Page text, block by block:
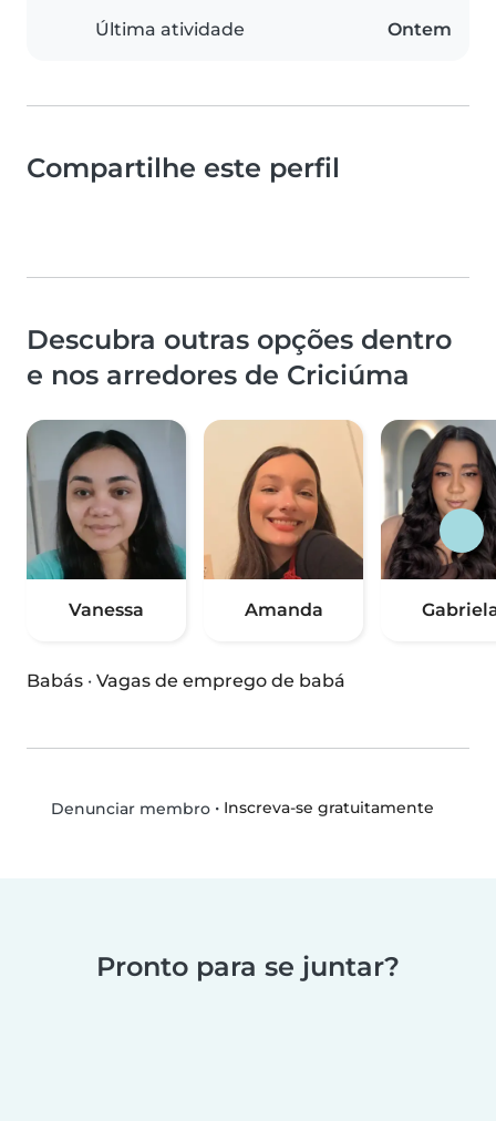
Última atividade Ontem
Compartilhe este perfil
Descubra outras opções dentro
e nos arredores de Criciúma
Vanessa Amanda
Babás · Vagas de emprego de babá
Denunciar membro• Inscreva-se gratuitamente
Pronto para se juntar?